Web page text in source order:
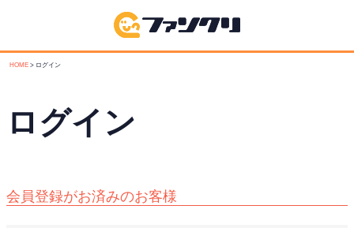
HOME ログイン
ログイン
会員登録がお済みのお客様